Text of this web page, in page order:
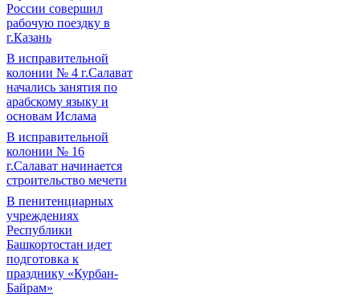
России совершил
рабочую поездку в
г.Казань
В исправительной
колонии № 4 г.Салават
начались занятия по
арабскому языку и
основам Ислама
В исправительной
колонии № 16
г.Салават начинается
строительство мечети
В пенитенциарных
учреждениях
Республики
Башкортостан идет
подготовка к
празднику «Курбан-
Байрам»